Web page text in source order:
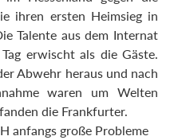
ihren ersten Heimsieg in
Talente aus dem Internat
erwischt als die Gäste.
Abwehr heraus und nach
waren um Welten
die Frankfurter.
anfangs große Probleme